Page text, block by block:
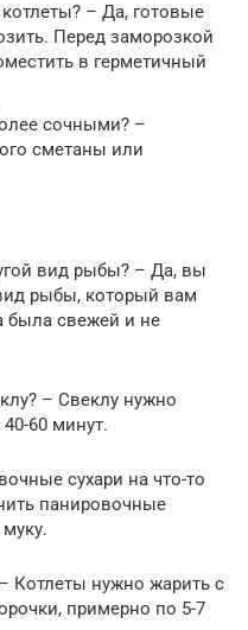
– Да, готовые
Перед заморозкой
в герметичный
сочными? –
сметаны или
вид рыбы? – Да, вы
рыбы, который вам
была свежей и не
– Свеклу нужно
60 минут.
сухари на что-то
панировочные
Котлеты нужно жарить с
примерно по 5-7